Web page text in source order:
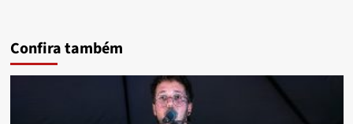
Confira também